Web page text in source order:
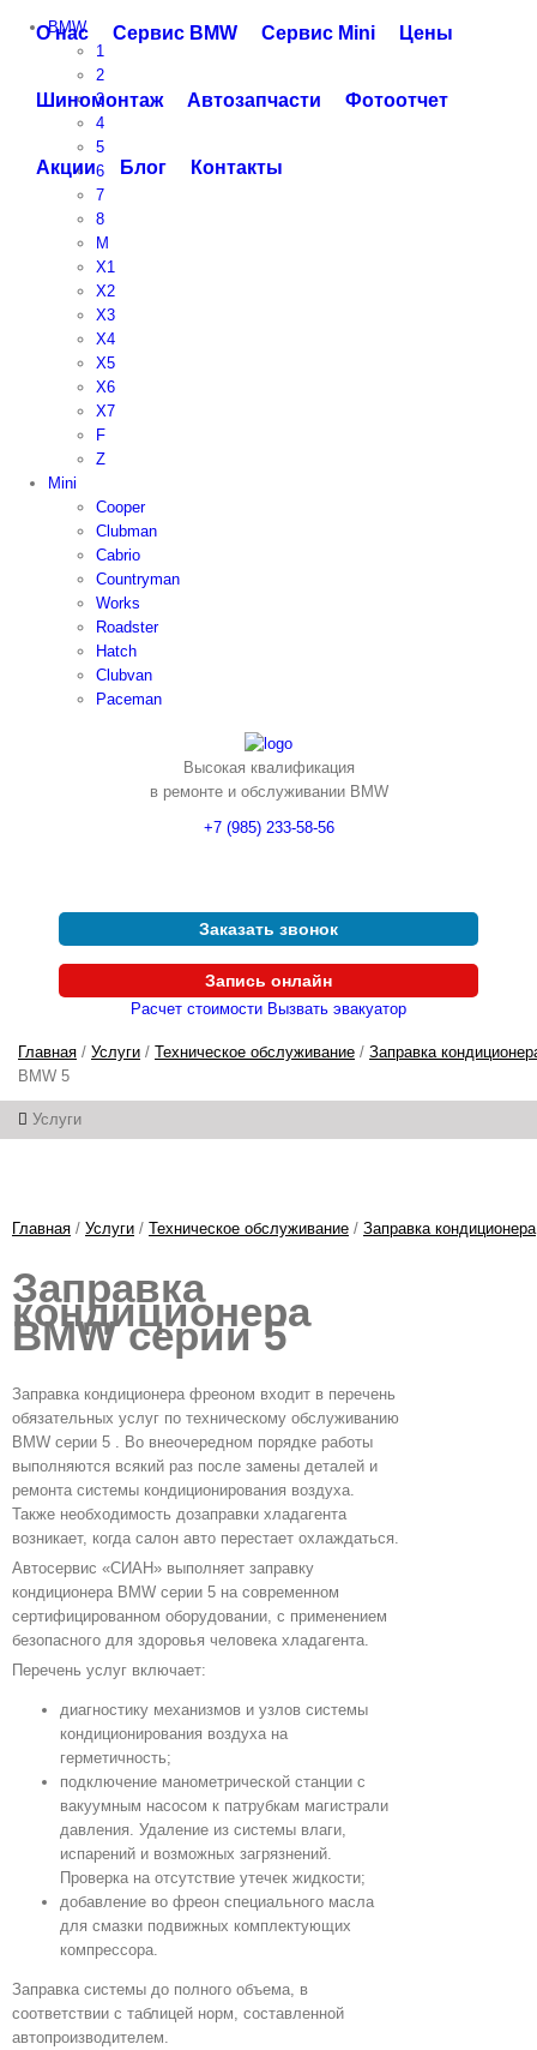
BMW
1
2
3
4
5
6
7
8
M
X1
X2
X3
X4
X5
X6
X7
F
Z
Mini
Cooper
Clubman
Cabrio
Countryman
Works
Roadster
Hatch
Clubvan
Paceman
Высокая квалификация
в ремонте и обслуживании BMW
+7 (985) 233-58-56
Заказать звонок
Запись онлайн
Расчет стоимости Вызвать эвакуатор
О нас Сервис BMW Сервис Mini Цены
Шиномонтаж Автозапчасти Фотоотчет
Акции Блог Контакты
Главная / Услуги / Техническое обслуживание / Заправка
BMW 5
Услуги
Главная / Услуги / Техническое обслуживание / Заправка кондиционера
Заправка
кондиционера
BMW серии 5
Заправка кондиционера фреоном входит в перечень
обязательных услуг по техническому обслуживанию
BMW серии 5 . Во внеочередном порядке работы
выполняются всякий раз после замены деталей и
ремонта системы кондиционирования воздуха.
Также необходимость дозаправки хладагента
возникает, когда салон авто перестает охлаждаться.
Автосервис «СИАН» выполняет заправку
кондиционера BMW серии 5 на современном
сертифицированном оборудовании, с применением
безопасного для здоровья человека хладагента.
Перечень услуг включает:
диагностику механизмов и узлов системы
кондиционирования воздуха на
герметичность;
подключение манометрической станции с
вакуумным насосом к патрубкам магистрали
давления. Удаление из системы влаги,
испарений и возможных загрязнений.
Проверка на отсутствие утечек жидкости;
добавление во фреон специального масла
для смазки подвижных комплектующих
компрессора.
Заправка системы до полного объема, в
соответствии с таблицей норм, составленной
автопроизводителем.